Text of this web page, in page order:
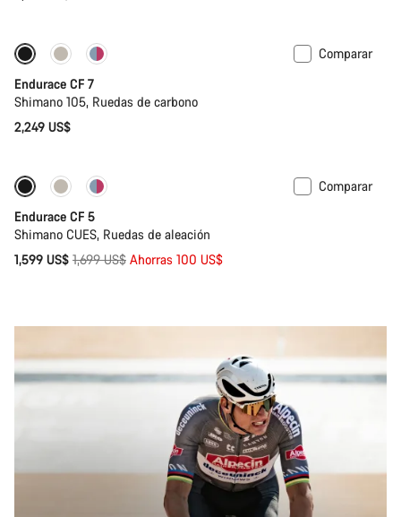
Próximamente
Comparar
Endurace CF 7
Shimano 105, Ruedas de carbono
2,249 US$
Próximamente
Comparar
Endurace CF 5
Shimano CUES, Ruedas de aleación
1,599 US$ Precio
1,699 US$ Ahorras 100 US$